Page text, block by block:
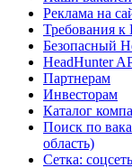
Реклама на
Требования
Безопасный
HeadHunter
Партнерам
Инвесторам
Каталог
Поиск по
область)
Сетка: